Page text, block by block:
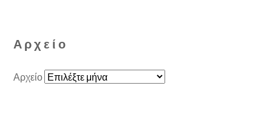
Αρχείο
Αρχείο